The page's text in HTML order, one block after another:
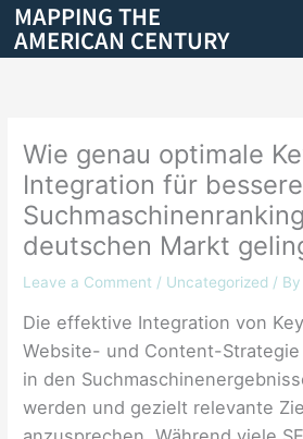
Skip
content
MAPPING THE
AMERICAN CENTURY
Wie genau optimale
Integration für bessere
deutschen Markt
Leave a Comment / Uncategorized / By
Die effektive Integration von
Website- und Content-
in den
werden und gezielt relevante